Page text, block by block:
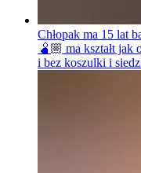
Chłopak ma 15 lat
🫄🏼 ma kształt jak
i bez koszulki i